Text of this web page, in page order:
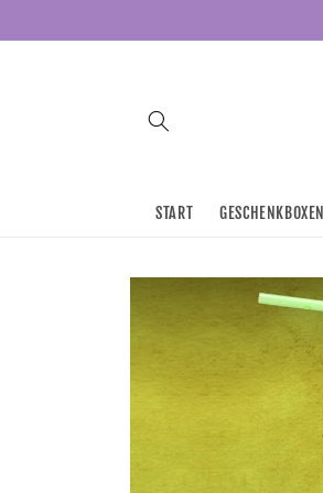
Inhalt
START GESCHENKBOXEN
Zu
Produktinformationen